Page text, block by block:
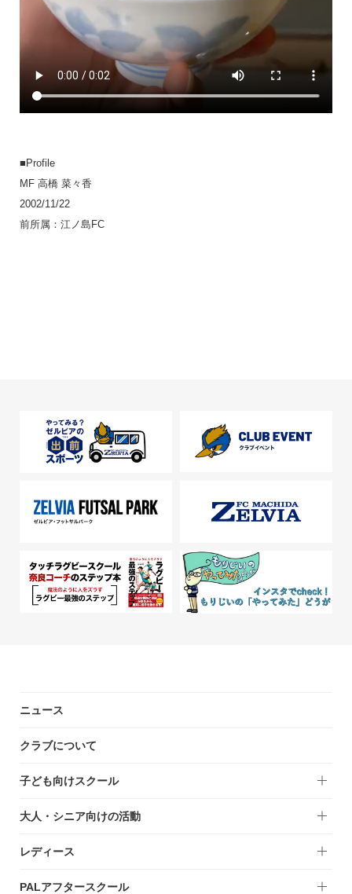
■Profile
MF 高橋 菜々香
2002/11/22
前所属：江ノ島FC
ニュース
クラブについて
子ども向けスクール
大人・シニア向けの活動
レディース
PALアフタースクール